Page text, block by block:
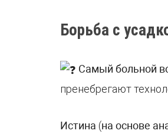
Борьба с
Самый больной
пренебрегают
Истина (на основе